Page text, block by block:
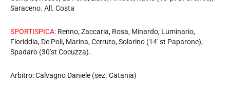
Saraceno. All. Costa
SPORTISPICA: Renno, Zaccaria, Rosa, Minardo, Luminario,
Floriddia, De Poli, Marina, Cerruto, Solarino (14′ st Paparone),
Spadaro (30’st Cocuzza).
Arbitro: Calvagno Daniele (sez. Catania)